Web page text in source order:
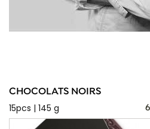
CHOCOLATS NOIRS
15pcs | 145 g